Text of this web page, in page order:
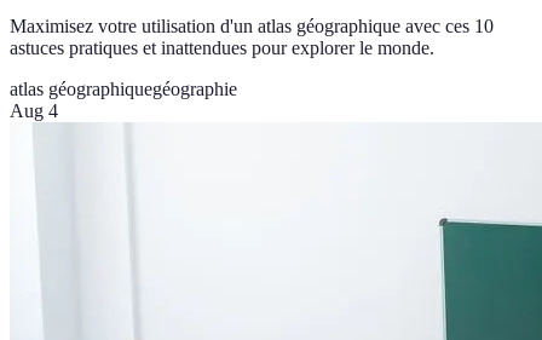
Maximisez votre utilisation d'un atlas géographique avec ces 10
astuces pratiques et inattendues pour explorer le monde.
atlas géographiquegéographie
Aug 4